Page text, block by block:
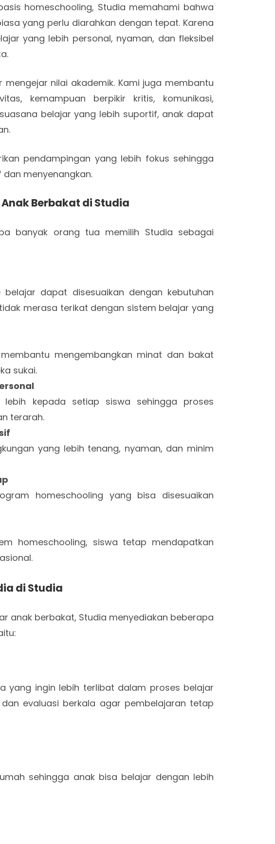
homeschooling, Studia memahami bahwa
yang perlu diarahkan dengan tepat. Karena
yang lebih personal, nyaman, dan fleksibel
mengejar nilai akademik. Kami juga membantu
kemampuan berpikir kritis, komunikasi,
belajar yang lebih suportif, anak dapat
pendampingan yang lebih fokus sehingga
menyenangkan.
Berbakat di Studia
banyak orang tua memilih Studia sebagai
dapat disesuaikan dengan kebutuhan
merasa terikat dengan sistem belajar yang
mengembangkan minat dan bakat
sukai.
lebih kepada setiap siswa sehingga proses
terarah.
yang lebih tenang, nyaman, dan minim
homeschooling yang bisa disesuaikan
homeschooling, siswa tetap mendapatkan
di Studia
anak berbakat, Studia menyediakan beberapa
yang ingin lebih terlibat dalam proses belajar
evaluasi berkala agar pembelajaran tetap
sehingga anak bisa belajar dengan lebih